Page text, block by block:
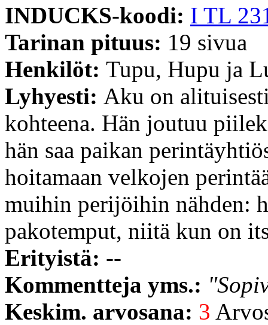
INDUCKS-koodi: I TL
Tarinan pituus: 19 sivua
Henkilöt: Tupu, Hupu ja
Lyhyesti: Aku on
kohteena. Hän joutuu
hän saa paikan
hoitamaan velkojen
muihin perijöihin nähden:
pakotemput, niitä kun on
Erityistä: --
Kommentteja yms.:
Keskim. arvosana: 3